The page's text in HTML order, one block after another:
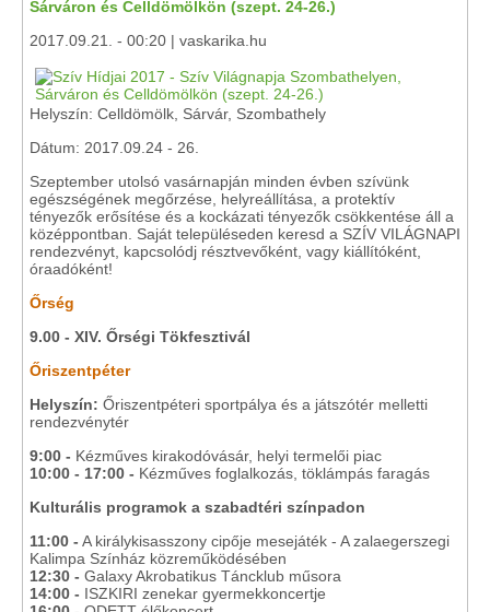
Sárváron és Celldömölkön (szept. 24-26.)
2017.09.21. - 00:20 | vaskarika.hu
Helyszín: Celldömölk, Sárvár, Szombathely
Dátum: 2017.09.24 - 26.
Szeptember utolsó vasárnapján minden évben szívünk
egészségének megőrzése, helyreállítása, a protektív
tényezők erősítése és a kockázati tényezők csökkentése áll a
középpontban. Saját településeden keresd a SZÍV VILÁGNAPI
rendezvényt, kapcsolódj résztvevőként, vagy kiállítóként,
óraadóként!
Őrség
9.00 - XIV. Őrségi Tökfesztivál
Őriszentpéter
Helyszín: Őriszentpéteri sportpálya és a játszótér melletti
rendezvénytér
9:00 - Kézműves kirakodóvásár, helyi termelői piac
10:00 - 17:00 - Kézműves foglalkozás, töklámpás faragás
Kulturális programok a szabadtéri színpadon
11:00 - A királykisasszony cipője mesejáték - A zalaegerszegi
Kalimpa Színház közreműködésében
12:30 - Galaxy Akrobatikus Táncklub műsora
14:00 - ISZKIRI zenekar gyermekkoncertje